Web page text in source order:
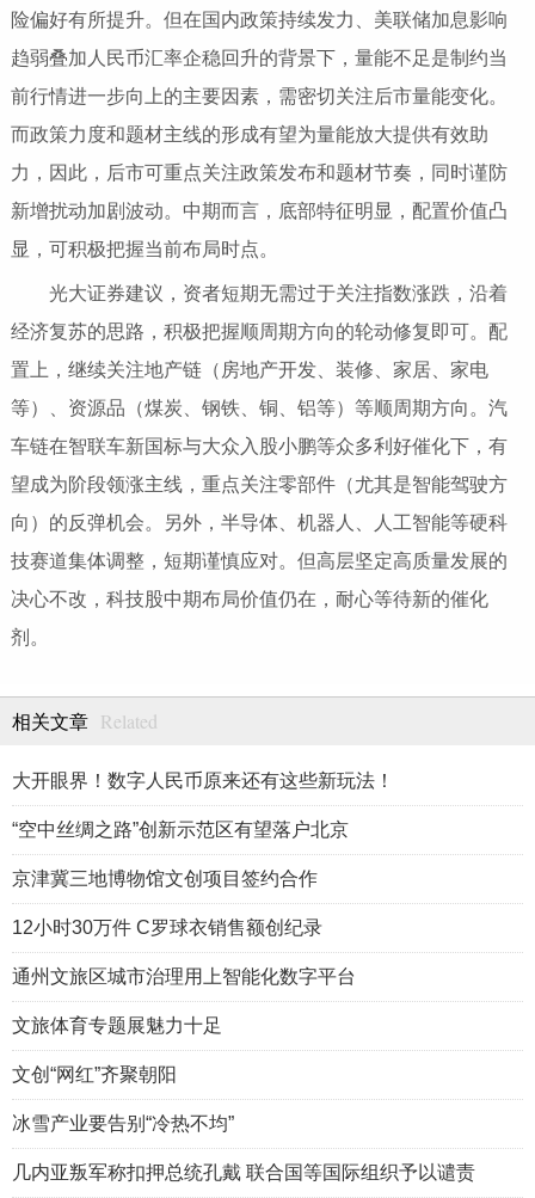
险偏好有所提升。但在国内政策持续发力、美联储加息影响
趋弱叠加人民币汇率企稳回升的背景下，量能不足是制约当
前行情进一步向上的主要因素，需密切关注后市量能变化。
而政策力度和题材主线的形成有望为量能放大提供有效助
力，因此，后市可重点关注政策发布和题材节奏，同时谨防
新增扰动加剧波动。中期而言，底部特征明显，配置价值凸
显，可积极把握当前布局时点。
光大证券建议，资者短期无需过于关注指数涨跌，沿着
经济复苏的思路，积极把握顺周期方向的轮动修复即可。配
置上，继续关注地产链（房地产开发、装修、家居、家电
等）、资源品（煤炭、钢铁、铜、铝等）等顺周期方向。汽
车链在智联车新国标与大众入股小鹏等众多利好催化下，有
望成为阶段领涨主线，重点关注零部件（尤其是智能驾驶方
向）的反弹机会。另外，半导体、机器人、人工智能等硬科
技赛道集体调整，短期谨慎应对。但高层坚定高质量发展的
决心不改，科技股中期布局价值仍在，耐心等待新的催化
剂。
相关文章 Related
大开眼界！数字人民币原来还有这些新玩法！
“空中丝绸之路”创新示范区有望落户北京
京津冀三地博物馆文创项目签约合作
12小时30万件 C罗球衣销售额创纪录
通州文旅区城市治理用上智能化数字平台
文旅体育专题展魅力十足
文创“网红”齐聚朝阳
冰雪产业要告别“冷热不均”
几内亚叛军称扣押总统孔戴 联合国等国际组织予以谴责